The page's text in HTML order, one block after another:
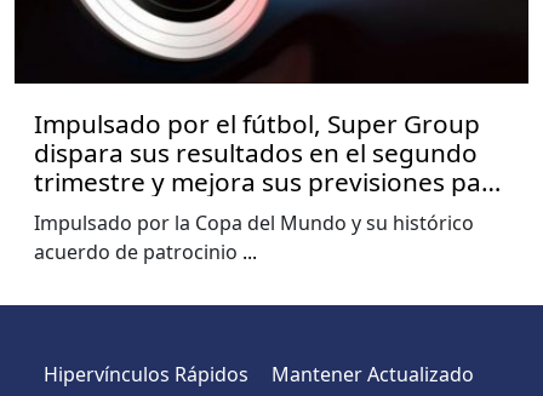
Impulsado por el fútbol, Super Group
dispara sus resultados en el segundo
trimestre y mejora sus previsiones para
2026
Impulsado por la Copa del Mundo y su histórico
acuerdo de patrocinio ...
Hipervínculos Rápidos
Mantener Actualizado